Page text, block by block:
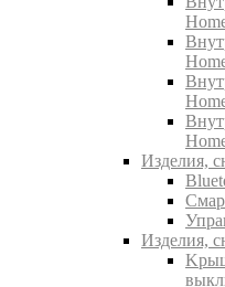
Изделия,
Изделия,